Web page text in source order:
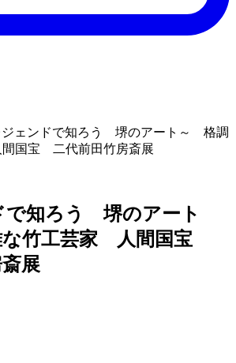
ジェンドで知ろう 堺のアート～ 格調
国宝 二代前田竹房斎展
で知ろ う 堺のアー ト
な竹工芸家 人 間 国宝
斎展